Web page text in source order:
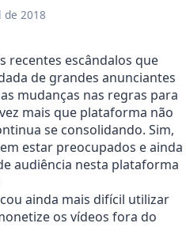
2018
recentes escândalos que
de grandes anunciantes
mudanças nas regras para
mais que plataforma não
se consolidando. Sim,
estar preocupados e ainda
audiência nesta plataforma
ainda mais difícil utilizar
os vídeos fora do